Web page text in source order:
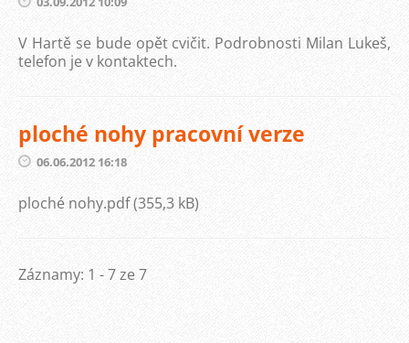
V Hartě se bude opět cvičit. Podrobnosti Milan Lukeš,
telefon je v kontaktech.
ploché nohy pracovní verze
06.06.2012 16:18
ploché nohy.pdf (355,3 kB)
Záznamy: 1 - 7 ze 7